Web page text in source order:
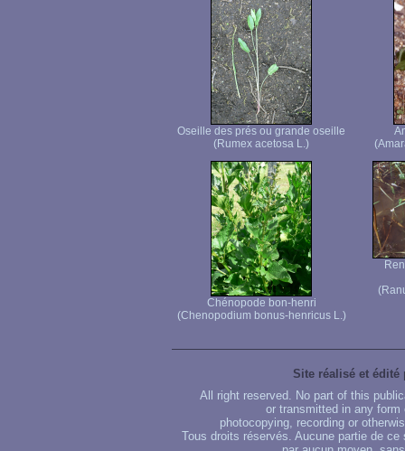
Oseille des prés ou grande oseille
(Rumex acetosa L.)
Chénopode bon-henri
(Chenopodium bonus-henricus L.)
Site réalisé et édité
All right reserved. No part of this
or transmitted in any
photocopying, recording or
Tous droits réservés. Aucune partie de